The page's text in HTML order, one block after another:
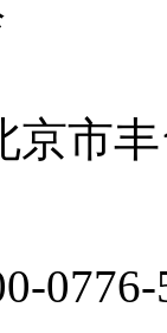
京市
0776-